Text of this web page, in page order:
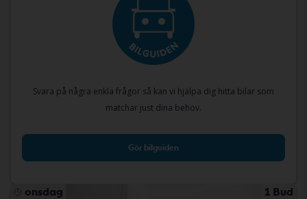
Svara på några enkla frågor så kan vi hjälpa dig hitta bilar som
matchar just dina behov.
Gör bilguiden
onsdag 1 Bud